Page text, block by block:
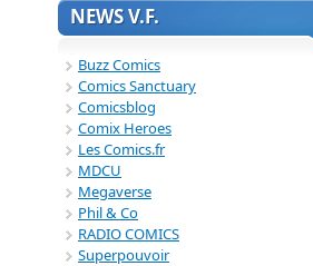
NEWS V.F.
Buzz Comics
Comics Sanctuary
Comicsblog
Comix Heroes
Les Comics.fr
MDCU
Megaverse
Phil & Co
RADIO COMICS
Superpouvoir